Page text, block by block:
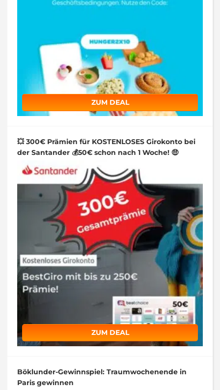
ZUM DEAL
💥 300€ Prämien für KOSTENLOSES Girokonto bei
der Santander 💰50€ schon nach 1 Woche! 🤑
ZUM DEAL
Böklunder-Gewinnspiel: Traumwochenende in
Paris gewinnen